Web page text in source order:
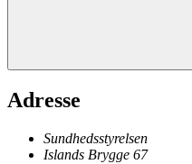
Adresse
Sundhedsstyrelsen
Islands Brygge 67